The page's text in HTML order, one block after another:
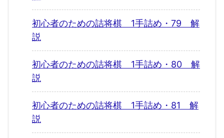
初心者のための詰将棋 1手詰め・79 解
説
初心者のための詰将棋 1手詰め・80 解
説
初心者のための詰将棋 1手詰め・81 解
説